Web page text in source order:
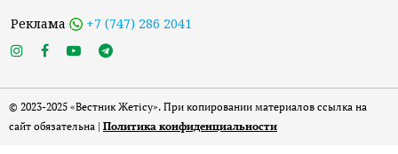
Реклама +7 (747) 286 2041
© 2023-2025 «Вестник Жетісу». При копировании материалов ссылка на
сайт обязательна | Политика конфиденциальности